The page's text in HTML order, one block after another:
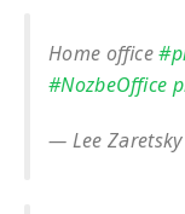
Home office
#NozbeOffice
— Lee Zaretsky